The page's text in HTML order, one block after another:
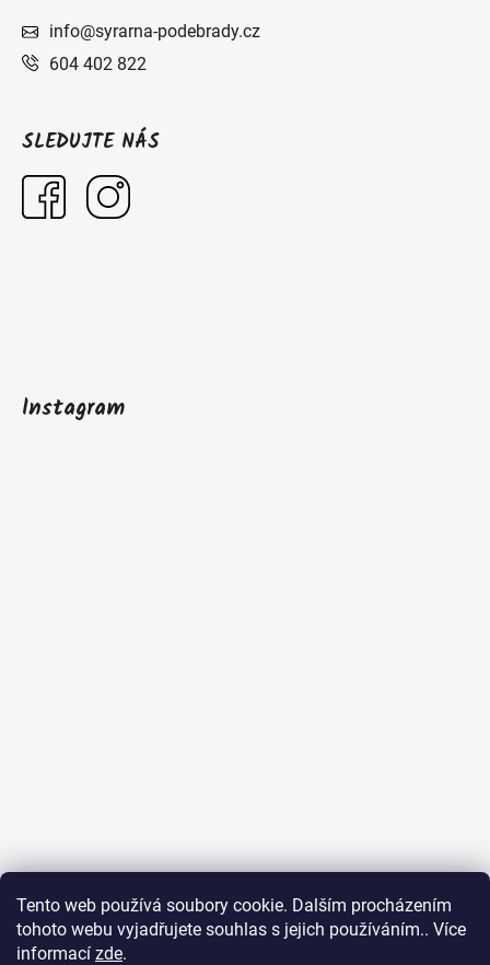
Tento web používá soubory cookie. Dalším procházením
tohoto webu vyjadřujete souhlas s jejich používáním.. Více
informací zde.
info@syrarna-podebrady.cz
604 402 822
SLEDUJTE NÁS
Instagram